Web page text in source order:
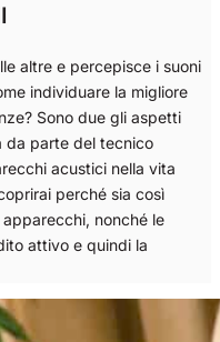
altre e percepisce i suoni
individuare la migliore
Sono due gli aspetti
da parte del tecnico
acustici nella vita
perché sia così
nonché le
attivo e quindi la